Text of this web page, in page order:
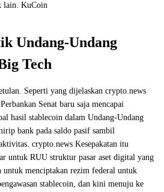
lain. KuCoin
Undang-Undang
Tech
Seperti yang dijelaskan crypto.news
Senat baru saja mencapai
hasil stablecoin dalam Undang-Undang
bank pada saldo pasif sambil
crypto.news Kesepakatan itu
untuk RUU struktur pasar aset digital yang
untuk menciptakan rezim federal untuk
stablecoin, dan kini menuju ke